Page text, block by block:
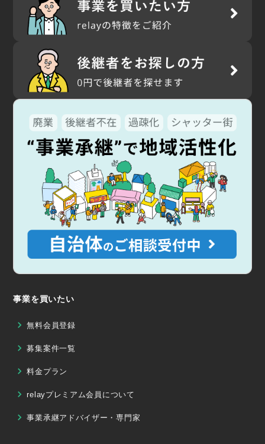
事業を買いたい
無料会員登録
募集案件一覧
料金プラン
relayプレミアム会員について
事業承継アドバイザー・専門家